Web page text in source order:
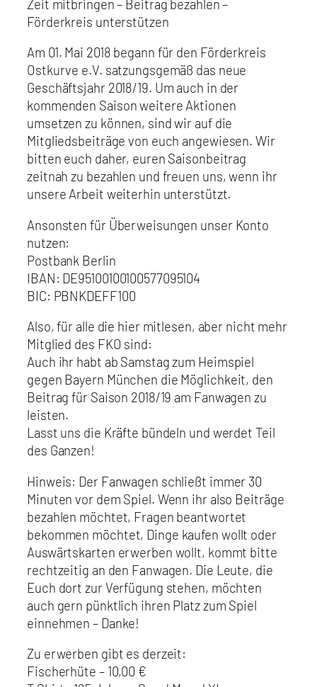
Zeit mitbringen – Beitrag bezahlen –
Förderkreis unterstützen
Am 01. Mai 2018 begann für den Förderkreis
Ostkurve e.V. satzungsgemäß das neue
Geschäftsjahr 2018/19. Um auch in der
kommenden Saison weitere Aktionen
umsetzen zu können, sind wir auf die
Mitgliedsbeiträge von euch angewiesen. Wir
bitten euch daher, euren Saisonbeitrag
zeitnah zu bezahlen und freuen uns, wenn ihr
unsere Arbeit weiterhin unterstützt.
Ansonsten für Überweisungen unser Konto
nutzen:
Postbank Berlin
IBAN: DE95100100100577095104
BIC: PBNKDEFF100
Also, für alle die hier mitlesen, aber nicht mehr
Mitglied des FKO sind:
Auch ihr habt ab Samstag zum Heimspiel
gegen Bayern München die Möglichkeit, den
Beitrag für Saison 2018/19 am Fanwagen zu
leisten.
Lasst uns die Kräfte bündeln und werdet Teil
des Ganzen!
Hinweis: Der Fanwagen schließt immer 30
Minuten vor dem Spiel. Wenn ihr also Beiträge
bezahlen möchtet, Fragen beantwortet
bekommen möchtet, Dinge kaufen wollt oder
Auswärtskarten erwerben wollt, kommt bitte
rechtzeitig an den Fanwagen. Die Leute, die
Euch dort zur Verfügung stehen, möchten
auch gern pünktlich ihren Platz zum Spiel
einnehmen – Danke!
Zu erwerben gibt es derzeit:
Fischerhüte – 10,00 €